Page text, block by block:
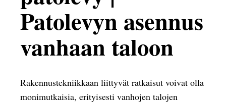
Patolevyn asennus
vanhaan taloon
Rakennustekniikkaan liittyvät ratkaisut voivat olla
monimutkaisia, erityisesti vanhojen talojen